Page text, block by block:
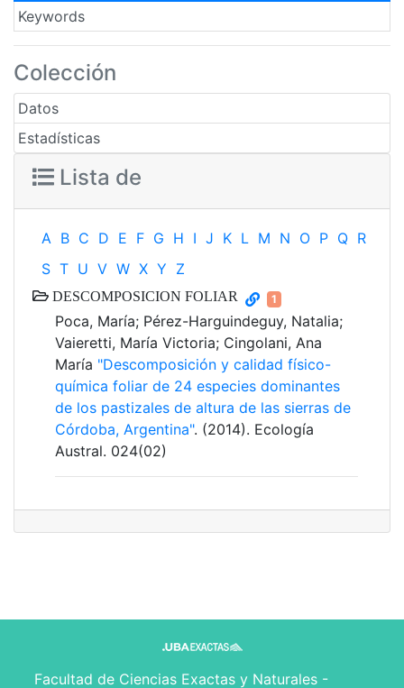
Keywords
Colección
Datos
Estadísticas
Lista de
A B C D E F G H I J K L M N O P Q R
S T U V W X Y Z
DESCOMPOSICION FOLIAR 1
Poca, María; Pérez-Harguindeguy, Natalia;
Vaieretti, María Victoria; Cingolani, Ana
María "Descomposición y calidad físico-
química foliar de 24 especies dominantes
de los pastizales de altura de las sierras de
Córdoba, Argentina". (2014). Ecología
Austral. 024(02)
Facultad de Ciencias Exactas y Naturales -